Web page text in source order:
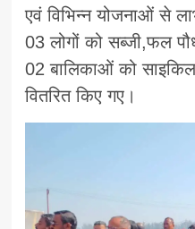
एवं विभिन्न योजनाओं से
03 लोगों को सब्जी,फल पौध
02 बालिकाओं को
वितरित किए गए।